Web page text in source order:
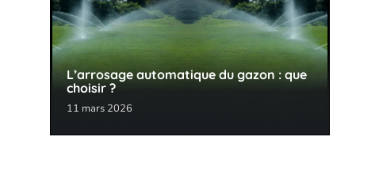
L’arrosage automatique du gazon : que
choisir ?
11 mars 2026